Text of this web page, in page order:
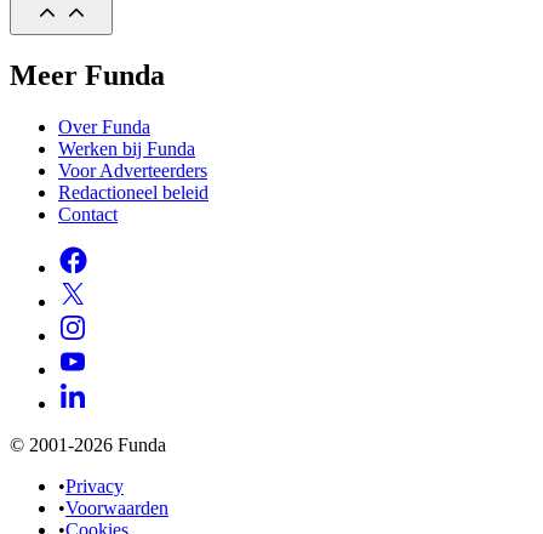
Meer Funda
Over Funda
Werken bij Funda
Voor Adverteerders
Redactioneel beleid
Contact
© 2001-2026 Funda
•Privacy
•Voorwaarden
•Cookies